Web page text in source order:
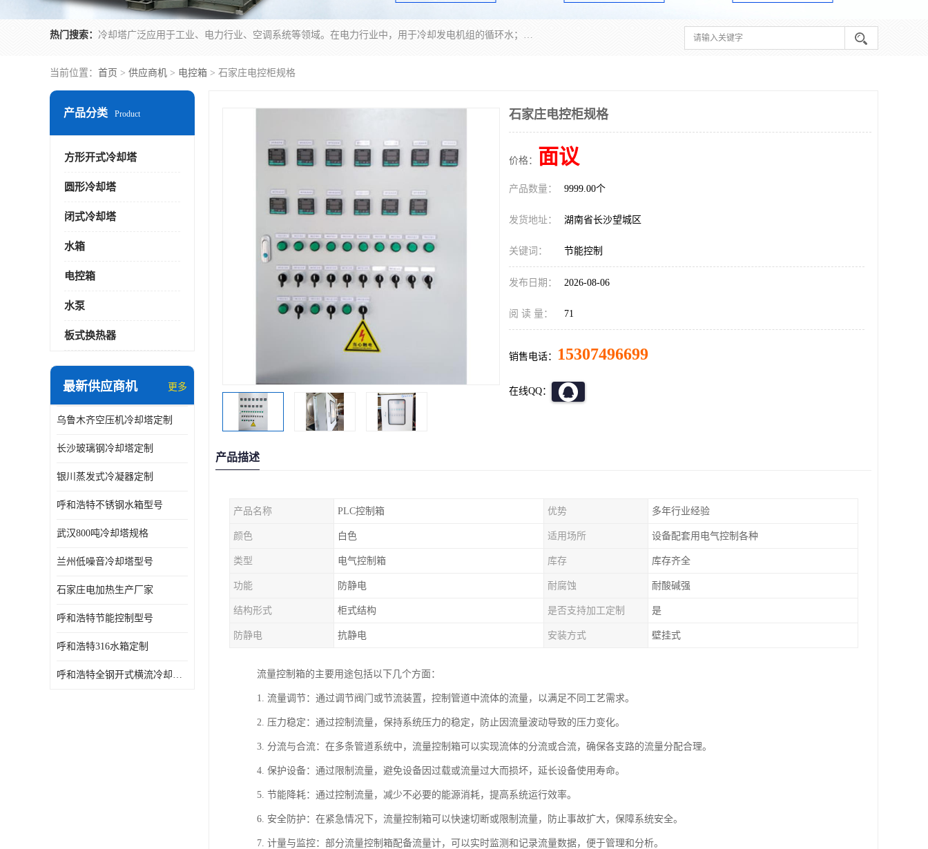
热门搜索： 冷却塔广泛应用于工业、电力行业、空调系统等领域。在电力行业中，用于冷却发电机组的循环水；在工业生产中，如化工、冶金等行业，可降低生产过程中产生的热量；在空调系统中，为空调设备提供冷却水源
当前位置： 首页 > 供应商机 > 电控箱 > 石家庄电控柜规格
产品分类 Product
方形开式冷却塔
圆形冷却塔
闭式冷却塔
水箱
电控箱
水泵
板式换热器
最新供应商机 更多
乌鲁木齐空压机冷却塔定制
长沙玻璃钢冷却塔定制
银川蒸发式冷凝器定制
呼和浩特不锈钢水箱型号
武汉800吨冷却塔规格
兰州低噪音冷却塔型号
石家庄电加热生产厂家
呼和浩特节能控制型号
呼和浩特316水箱定制
呼和浩特全钢开式横流冷却塔型号
石家庄电控柜规格
价格： 面议
产品数量： 9999.00个
发货地址： 湖南省长沙望城区
关键词： 节能控制
发布日期： 2026-08-06
阅 读 量： 71
销售电话： 15307496699
在线QQ：
产品描述
产品名称 PLC控制箱 优势 多年行业经验
颜色 白色 适用场所 设备配套用电气控制各种
类型 电气控制箱 库存 库存齐全
功能 防静电 耐腐蚀 耐酸碱强
结构形式 柜式结构 是否支持加工定制 是
防静电 抗静电 安装方式 壁挂式
流量控制箱的主要用途包括以下几个方面：
1. 流量调节：通过调节阀门或节流装置，控制管道中流体的流量，以满足不同工艺需求。
2. 压力稳定：通过控制流量，保持系统压力的稳定，防止因流量波动导致的压力变化。
3. 分流与合流：在多条管道系统中，流量控制箱可以实现流体的分流或合流，确保各支路的流量分配合理。
4. 保护设备：通过限制流量，避免设备因过载或流量过大而损坏，延长设备使用寿命。
5. 节能降耗：通过控制流量，减少不必要的能源消耗，提高系统运行效率。
6. 安全防护：在紧急情况下，流量控制箱可以快速切断或限制流量，防止事故扩大，保障系统安全。
7. 计量与监控：部分流量控制箱配备流量计，可以实时监测和记录流量数据，便于管理和分析。